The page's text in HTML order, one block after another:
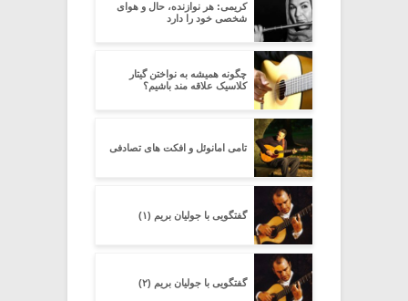
کریمی: هر نوازنده، حال و هوای
شخصی خود را دارد
چگونه همیشه به نواختن گیتار
کلاسیک علاقه مند باشیم؟
تامی امانوئل و افکت های تصادفی
گفتگویی با جولیان بریم (۱)
گفتگویی با جولیان بریم (۲)